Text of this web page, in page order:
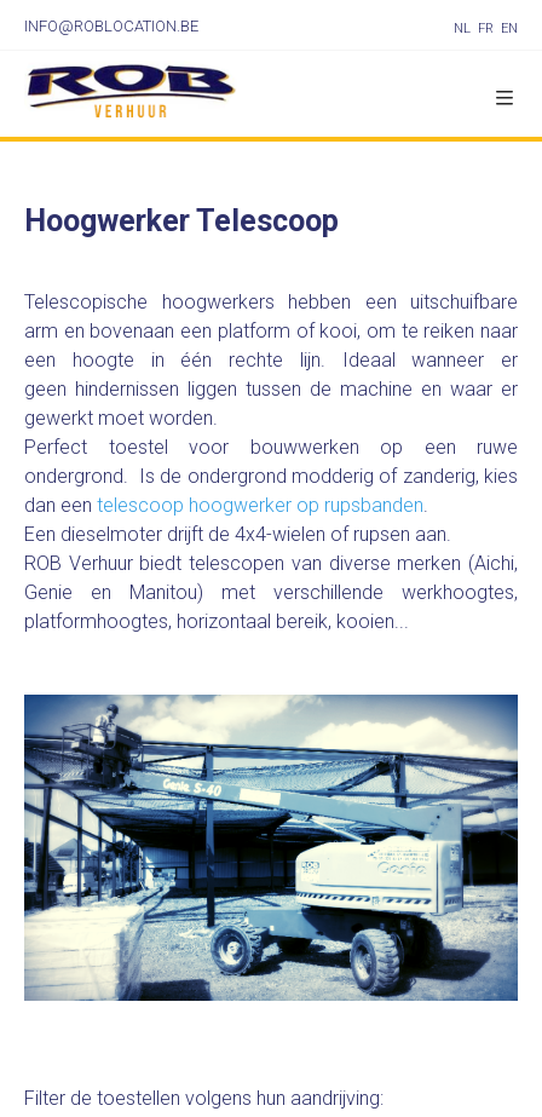
INFO@ROBLOCATION.BE NL FR EN
Hoogwerker Telescoop
Telescopische hoogwerkers hebben een uitschuifbare
arm en bovenaan een platform of kooi, om te reiken naar
een hoogte in één rechte lijn. Ideaal wanneer er
geen hindernissen liggen tussen de machine en waar er
gewerkt moet worden.
Perfect toestel voor bouwwerken op een ruwe
ondergrond. Is de ondergrond modderig of zanderig, kies
dan een telescoop hoogwerker op rupsbanden.
Een dieselmoter drijft de 4x4-wielen of rupsen aan.
ROB Verhuur biedt telescopen van diverse merken (Aichi,
Genie en Manitou) met verschillende werkhoogtes,
platformhoogtes, horizontaal bereik, kooien...
Filter de toestellen volgens hun aandrijving: